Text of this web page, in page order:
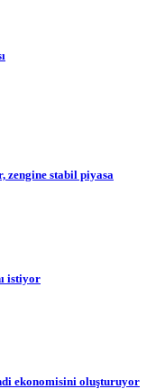
zengine stabil piyasa
istiyor
ekonomisini oluşturuyor